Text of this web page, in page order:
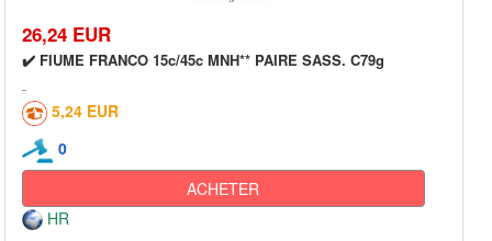
26,24 EUR
✔️ FIUME FRANCO 15c/45c MNH** PAIRE SASS. C79g
5,24 EUR
0
ACHETER
HR